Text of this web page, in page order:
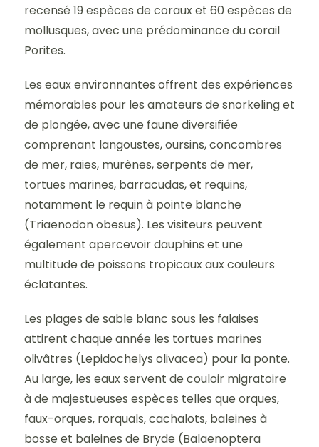
recensé 19 espèces de coraux et 60 espèces de
mollusques, avec une prédominance du corail
Porites.
Les eaux environnantes offrent des expériences
mémorables pour les amateurs de snorkeling et
de plongée, avec une faune diversifiée
comprenant langoustes, oursins, concombres
de mer, raies, murènes, serpents de mer,
tortues marines, barracudas, et requins,
notamment le requin à pointe blanche
(Triaenodon obesus). Les visiteurs peuvent
également apercevoir dauphins et une
multitude de poissons tropicaux aux couleurs
éclatantes.
Les plages de sable blanc sous les falaises
attirent chaque année les tortues marines
olivâtres (Lepidochelys olivacea) pour la ponte.
Au large, les eaux servent de couloir migratoire
à de majestueuses espèces telles que orques,
faux-orques, rorquals, cachalots, baleines à
bosse et baleines de Bryde (Balaenoptera